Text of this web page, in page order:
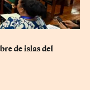
de islas del